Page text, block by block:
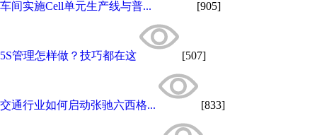
车间实施Cell单元生产线与普... [905]
5S管理怎样做？技巧都在这 [507]
交通行业如何启动张驰六西格... [833]